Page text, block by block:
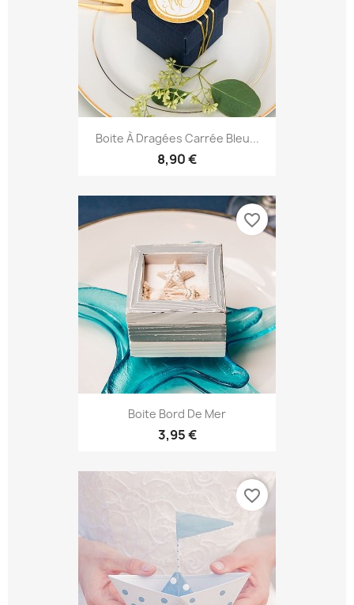
Boite À Dragées Carrée Bleu...
8,90 €
Boite Bord De Mer
3,95 €
favorite_border
favorite_border